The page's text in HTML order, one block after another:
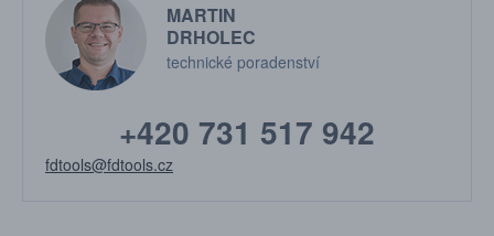
MARTIN
DRHOLEC
technické poradenství
+420 731 517 942
fdtools@fdtools.cz